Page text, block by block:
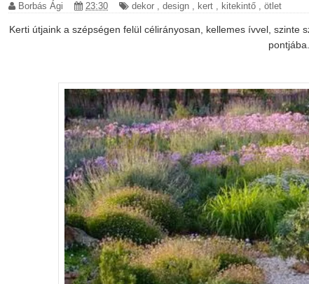
Borbás Ági 23:30 dekor , design , kert , kitekintő , ötlet
Kerti útjaink a szépségen felül célirányosan, kellemes ívvel, szinte
pontjába.